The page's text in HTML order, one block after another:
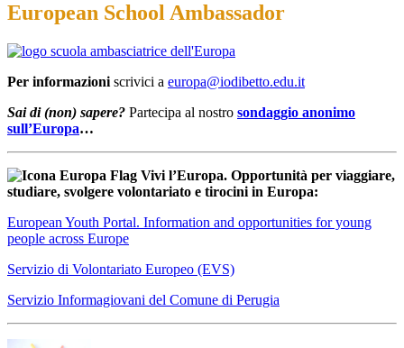
European School Ambassador
Per informazioni scrivici a europa@iodibetto.edu.it
Sai di (non) sapere? Partecipa al nostro sondaggio anonimo
sull’Europa…
Vivi l’Europa. Opportunità per viaggiare,
studiare, svolgere volontariato e tirocini in Europa:
European Youth Portal. Information and opportunities for young
people across Europe
Servizio di Volontariato Europeo (EVS)
Servizio Informagiovani del Comune di Perugia